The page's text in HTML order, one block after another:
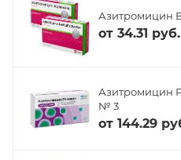
Азитромицин
от 34.31 руб.
Азитромицин
№ 3
от 144.29